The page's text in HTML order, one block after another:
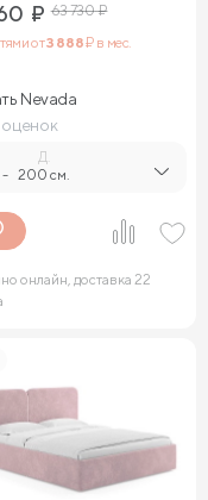
₽ 63 730₽
от3 888₽ в мес.
Nevada
оценок
-
Д.
200 см.
онлайн, доставка 22